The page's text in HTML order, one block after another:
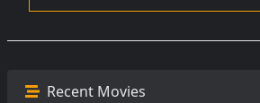
Recent Movies